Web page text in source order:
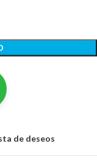
de deseos